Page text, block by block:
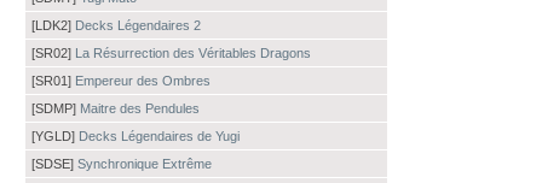
[LDK2] Decks Légendaires 2
[SR02] La Résurrection des Véritables Dragons
[SR01] Empereur des Ombres
[SDMP] Maitre des Pendules
[YGLD] Decks Légendaires de Yugi
[SDSE] Synchronique Extrême